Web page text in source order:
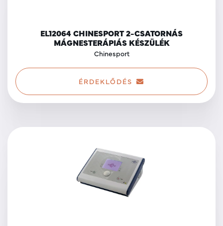
EL12064 CHINESPORT 2-CSATORNÁS
MÁGNESTERÁPIÁS KÉSZÜLÉK
Chinesport
ÉRDEKLŐDÉS